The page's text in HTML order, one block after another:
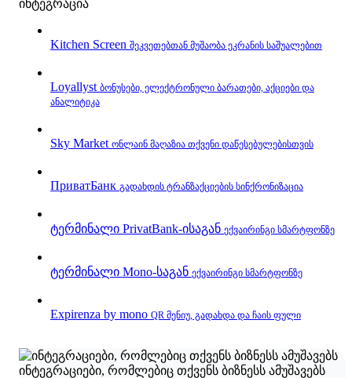
ინტეგრაცია
Kitchen Screen შეკვეთებთან მუშაობა ეკრანის საშუალებით
Loyallyst ბონუსები, ელექტრონული ბარათები, აქციები და
ანალიტიკა
Sky Market ონლაინ მაღაზია თქვენი დაწესებულებისთვის
ПриватБанк გადახდის ტრანზაქციების სინქრონიზაცია
ტერმინალი PrivatBank‑ისაგან ექვაირინგი სმარტფონზე
ტერმინალი Mono‑საგან ექვაირინგი სმარტფონზე
Expirenza by mono QR მენიუ, გადახდა და ჩაის ფული
ინტეგრაციები, რომლებიც თქვენს ბიზნესს ამუშავებს